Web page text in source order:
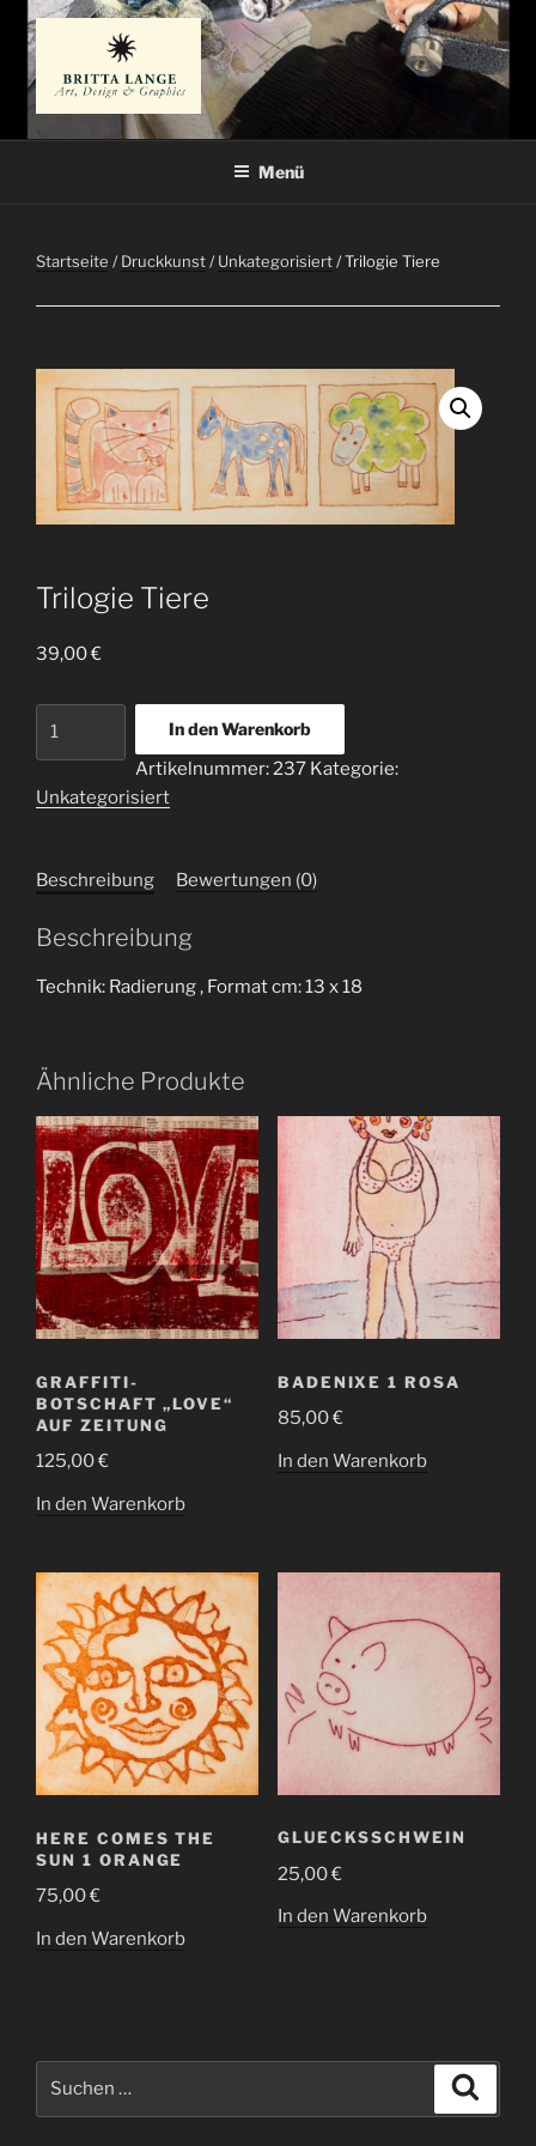
Zum
Inhalt
springen
BRITTA LANGE
Menü
Startseite /Druckkunst/Unkategorisiert/ Trilogie Tiere
Trilogie Tiere
39,00€
In den Warenkorb
Artikelnummer:237 Kategorie:
Unkategorisiert
Beschreibung Bewertungen (0)
Beschreibung
Technik: Radierung , Format cm: 13 x 18
Ähnliche Produkte
GRAFFITI-
BOTSCHAFT „LOVE“
AUF ZEITUNG
125,00€
In den Warenkorb
BADENIXE 1 ROSA
85,00€
In den Warenkorb
HERE COMES THE
SUN 1 ORANGE
75,00€
In den Warenkorb
GLUECKSSCHWEIN
25,00€
In den Warenkorb